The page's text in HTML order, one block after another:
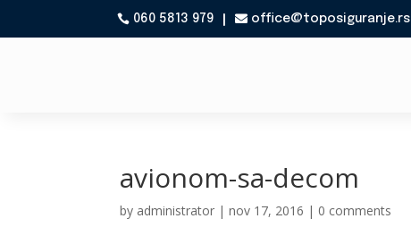
060 5813 979  office@toposiguranje.rs
avionom-sa-decom
by administrator |nov 17, 2016 | 0 comments